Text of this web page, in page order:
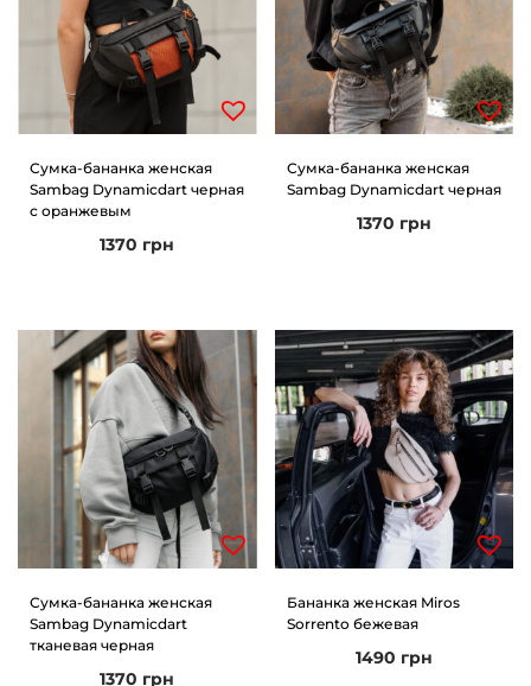
Сумка-бананка женская
Sambag Dynamicdart черная
с оранжевым
1370 грн
Сумка-бананка женская
Sambag Dynamicdart черная
1370 грн
Сумка-бананка женская
Sambag Dynamicdart
тканевая черная
1370 грн
Бананка женская Miros
Sorrento бежевая
1490 грн